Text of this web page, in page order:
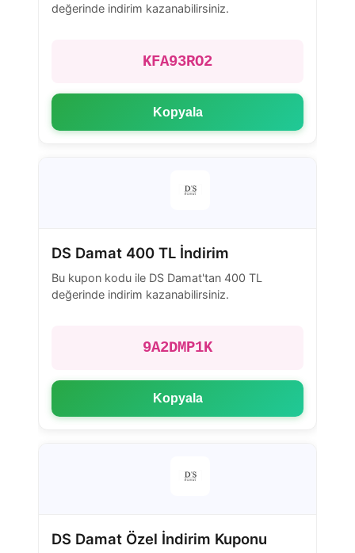
değerinde indirim kazanabilirsiniz.
KFA93RO2
Kopyala
DS Damat 400 TL İndirim
Bu kupon kodu ile DS Damat'tan 400 TL
değerinde indirim kazanabilirsiniz.
9A2DMP1K
Kopyala
DS Damat Özel İndirim Kuponu